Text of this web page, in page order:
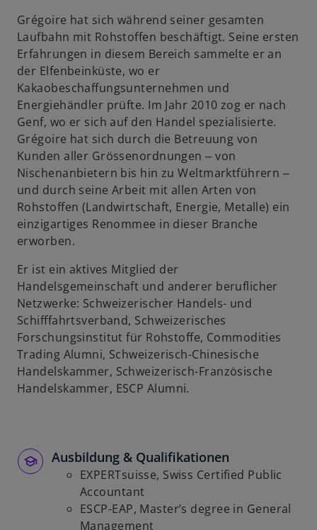
t
k
g
n
e
t
Grégoire hat sich während seiner gesamten
Laufbahn mit Rohstoffen beschäftigt. Seine ersten
Erfahrungen in diesem Bereich sammelte er an
der Elfenbeinküste, wo er
Kakaobeschaffungsunternehmen und
Energiehändler prüfte. Im Jahr 2010 zog er nach
Genf, wo er sich auf den Handel spezialisierte.
Grégoire hat sich durch die Betreuung von
Kunden aller Grössenordnungen ‒ von
Nischenanbietern bis hin zu Weltmarktführern ‒
und durch seine Arbeit mit allen Arten von
Rohstoffen (Landwirtschaft, Energie, Metalle) ein
einzigartiges Renommee in dieser Branche
erworben.
Er ist ein aktives Mitglied der
Handelsgemeinschaft und anderer beruflicher
Netzwerke: Schweizerischer Handels- und
Schifffahrtsverband, Schweizerisches
Forschungsinstitut für Rohstoffe, Commodities
Trading Alumni, Schweizerisch-Chinesische
Handelskammer, Schweizerisch-Französische
Handelskammer, ESCP Alumni.
Ausbildung & Qualifikationen
EXPERTsuisse, Swiss Certified Public
Accountant
ESCP-EAP, Master’s degree in General
Management